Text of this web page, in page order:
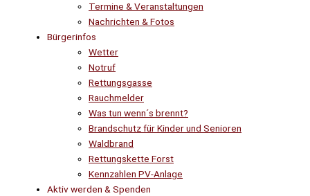
Termine & Veranstaltungen
Nachrichten & Fotos
Bürgerinfos
Wetter
Notruf
Rettungsgasse
Rauchmelder
Was tun wenn´s brennt?
Brandschutz für Kinder und Senioren
Waldbrand
Rettungskette Forst
Kennzahlen PV-Anlage
Aktiv werden & Spenden